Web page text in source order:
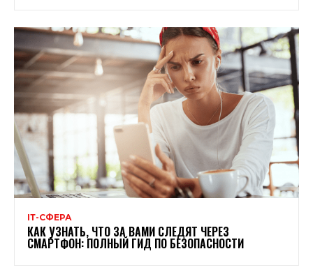
ІТ-СФЕРА
КАК УЗНАТЬ, ЧТО ЗА ВАМИ СЛЕДЯТ ЧЕРЕЗ
СМАРТФОН: ПОЛНЫЙ ГИД ПО БЕЗОПАСНОСТИ